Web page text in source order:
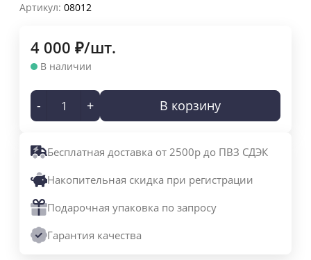
Артикул: 08012
4 000 ₽/шт.
В наличии
- + В корзину
Бесплатная доставка от 2500р до ПВЗ СДЭК
Накопительная скидка при регистрации
Подарочная упаковка по запросу
Гарантия качества